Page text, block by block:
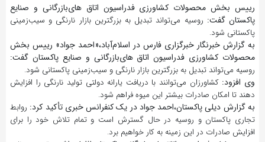
رییس بخش محصولات کشاورزی فدراسیون اتاق های‌بازرگانی و صنایع
پاکستان گفت: روسیه می‌تواند تبدیل به بزرگترین بازار نارنگی و سیب‌زمینی
پاکستانی شود.
به گزارش خبرنگار خبرگزاری فارس در اسلام‌آباد،«احمد جواد» رییس بخش
محصولات کشاورزی فدراسیون اتاق های‌بازرگانی و صنایع پاکستان گفت:
روسیه می‌تواند تبدیل به بزرگترین بازار نارنگی و سیب‌زمینی پاکستانی شود.
وی افزود: کشاورزان می‌توانند با دریافت یارانه دولتی تولید نارنگی را افزایش
دهند تا امکان صادرات بیشتر این میوه فراهم شود.
به گزارش دیلی پاکستان،احمد جواد در یک کنفرانس خبری تأکید کرد: روابط
تجاری پاکستان و روسیه در حال گسترش است و تمام تلاش خود را برای
افزایش صادرات در این زمینه به کار خواهیم برد.